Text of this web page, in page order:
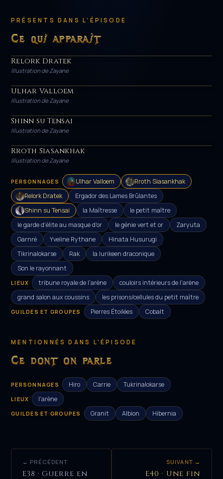
PRÉSENTS DANS L'ÉPISODE
Ce qui apparaît
HÉROS
Relork Dratek
Illustration de Zayane
HÉROS
Ulhar Valloem
Illustration de Zayane
HÉROS
Shinn su Tensai
Illustration de Zayane
HÉROS
Rroth Siasankhak
Illustration de Zayane
PERSONNAGES Ulhar Valloem
Rroth Siasankhak
Relork Dratek
Ergador des Lames Brûlantes
Shinn su Tensai
la Maîtresse
le petit maître
le garde d'élite au masque d'or
le génie vert et or
Zaryuta
Garnré
Yveline Rythane
Hinata Husurugi
Tikrinalokarse
Rak
la lurikeen draconique
Son le rayonnant
LIEUX tribune royale de l'arène
couloirs intérieurs de l'arène
grand salon aux coussins
les prisons/cellules du petit maître
GUILDES ET GROUPES Pierres Étoilées Cobalt
MENTIONNÉS DANS L'ÉPISODE
Ce dont on parle
PERSONNAGES Hiro Carrie Tukrinalokarse
LIEUX l'arène
GUILDES ET GROUPES Granit Albion Hibernia
← PRÉCÉDENT
E38 · Guerre en
SUIVANT →
E40 · Une fin